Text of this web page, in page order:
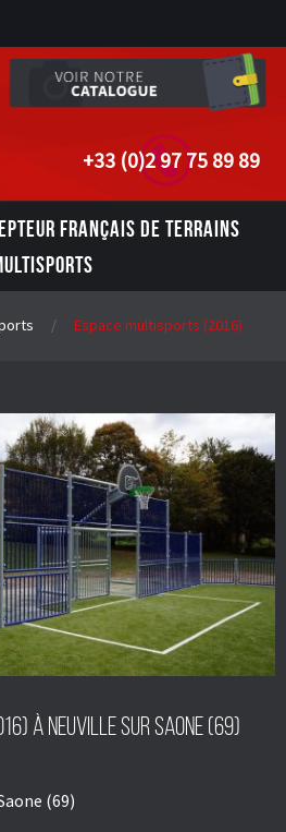
+33 (0)2 97 75 89 89
FRANÇAIS DE TERRAINS
Espace multisports (2016)
à neuville sur saone (69)
(69)